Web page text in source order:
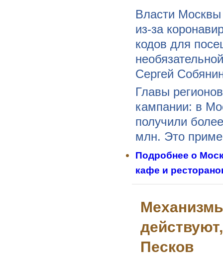
Власти
из-за
кодов для
Сергей
Главы
кампании: в
получили
млн. Это
Подробнее о
кафе и
Песков